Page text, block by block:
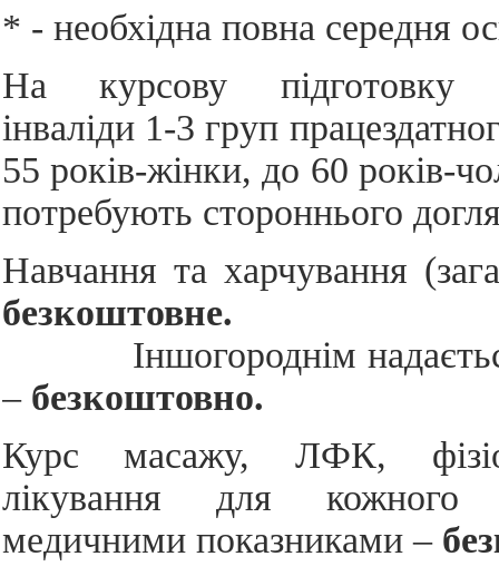
* - необхідна повна середня
На курсову підготовку
інваліди 1-3 груп
55 років-жінки, до 60 років-
потребують стороннього
Навчання та харчування
безкоштовне.
Іншогороднім
– безкоштовно.
Курс масажу, ЛФК,
лікування для кожного
медичними показниками –